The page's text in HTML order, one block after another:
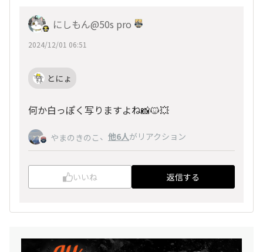
にしもん@50s pro
2024/12/01 06:51
とにょ
何か白っぽく写りますよね📸🐱💥
やまのきのこ 、 他6人がリアクション
いいね 返信する